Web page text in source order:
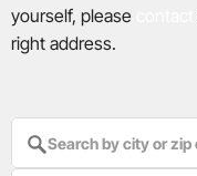
yourself, please
right address.